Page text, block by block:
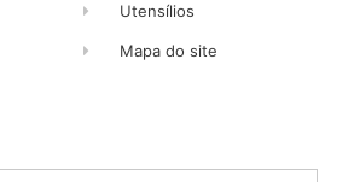
Utensílios
Mapa do site